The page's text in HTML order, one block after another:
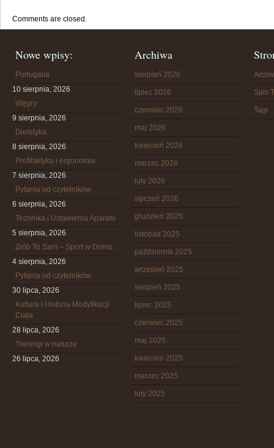
Comments are closed.
Nowe wpisy:
Portugalia
10 sierpnia, 2026
Węgry
9 sierpnia, 2026
Dietetyka
8 sierpnia, 2026
Profilaktyka i ergonomia
7 sierpnia, 2026
Pytania od czytelników
6 sierpnia, 2026
Technika i Ustawienia Aparatu
5 sierpnia, 2026
Zrób To Sam – Sport w Domu
4 sierpnia, 2026
Pytania od czytelników
30 lipca, 2026
Kultura i Historia Modyfikacji
Ciała
28 lipca, 2026
Treningi w naturze
26 lipca, 2026
Archiwa
sierpień 2026
lipiec 2026
czerwiec 2026
maj 2026
kwiecień 2026
marzec 2026
luty 2026
styczeń 2026
grudzień 2025
listopad 2025
październik 2025
wrzesień 2025
sierpień 2025
lipiec 2025
czerwiec 2025
maj 2025
kwiecień 2025
marzec 2025
luty 2025
Spis
Tagi